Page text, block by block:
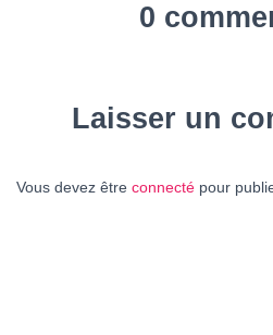
0
Laisser un
Vous devez être connecté pour